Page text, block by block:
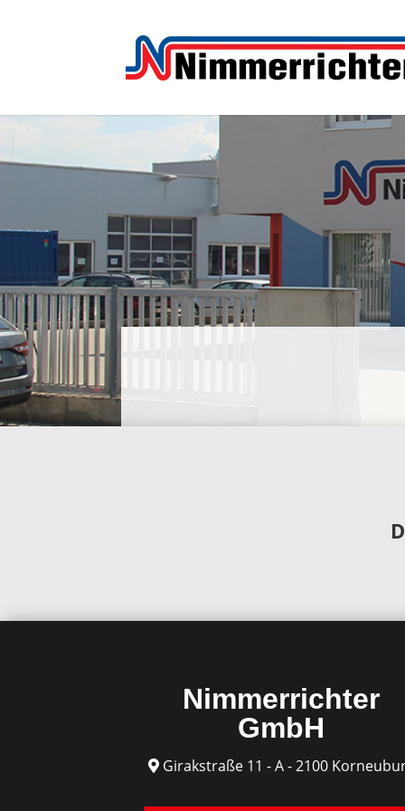
Nimmerrichter
GmbH
Girakstraße 11 - A - 2100